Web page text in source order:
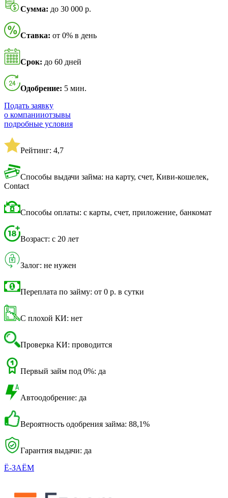
Сумма: до 30 000 р.
Ставка: от 0% в день
Срок: до 60 дней
Одобрение: 5 мин.
Подать заявку
о компанииотзывы
подробные условия
Рейтинг: 4,7
Способы выдачи займа: на карту, счет, Киви-кошелек,
Contact
Способы оплаты: с карты, счет, приложение, банкомат
Возраст: с 20 лет
Залог: не нужен
Переплата по займу: от 0 р. в сутки
С плохой КИ: нет
Проверка КИ: проводится
Первый займ под 0%: да
Автоодобрение: да
Вероятность одобрения займа: 88,1%
Гарантия выдачи: да
Ё-ЗАЁМ